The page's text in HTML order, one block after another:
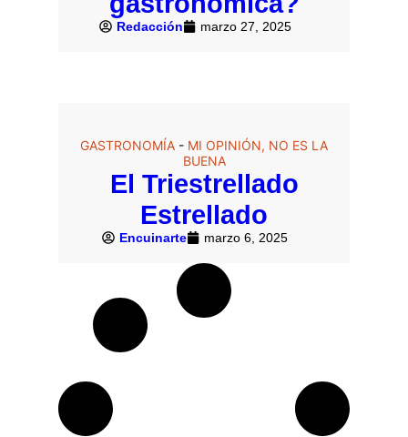
Redacción marzo 27, 2025
GASTRONOMÍA - MI OPINIÓN, NO ES LA
BUENA
El Triestrellado
Estrellado
Encuinarte marzo 6, 2025